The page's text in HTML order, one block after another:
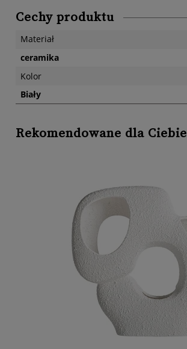
Cechy produktu
Materiał
ceramika
Kolor
Biały
Rekomendowane dla Ciebie